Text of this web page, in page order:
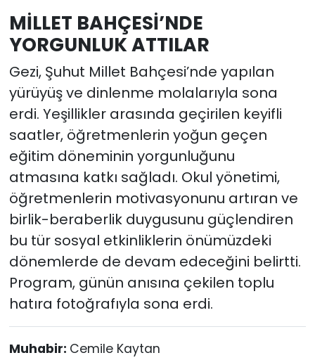
MİLLET BAHÇESİ’NDE
YORGUNLUK ATTILAR
Gezi, Şuhut Millet Bahçesi’nde yapılan
yürüyüş ve dinlenme molalarıyla sona
erdi. Yeşillikler arasında geçirilen keyifli
saatler, öğretmenlerin yoğun geçen
eğitim döneminin yorgunluğunu
atmasına katkı sağladı. Okul yönetimi,
öğretmenlerin motivasyonunu artıran ve
birlik-beraberlik duygusunu güçlendiren
bu tür sosyal etkinliklerin önümüzdeki
dönemlerde de devam edeceğini belirtti.
Program, günün anısına çekilen toplu
hatıra fotoğrafıyla sona erdi.
Muhabir: Cemile Kaytan